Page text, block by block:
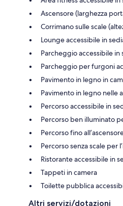
Ascensore (larghezza
Corrimano sulle scale
Lounge accessibile in
Parcheggio accessibile in
Parcheggio per furgoni
Pavimento in legno in
Pavimento in legno nelle
Percorso accessibile in
Percorso ben illuminato
Percorso fino
Percorso senza scale per
Ristorante accessibile in
Tappeti in camera
Toilette pubblica
Altri servizi/dotazioni